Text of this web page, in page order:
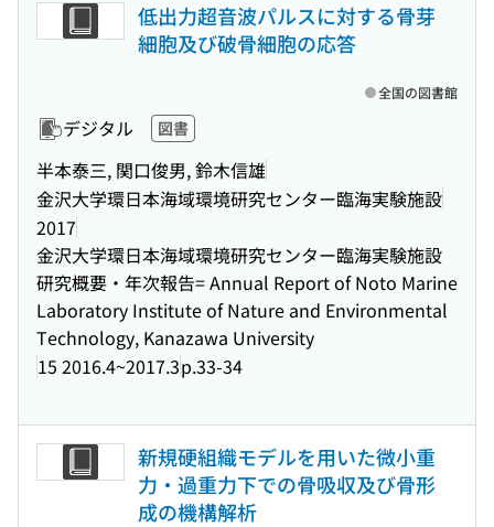
低出力超音波パルスに対する骨芽
細胞及び破骨細胞の応答
デジタル 図書
半本泰三, 関口俊男, 鈴木信雄
金沢大学環日本海域環境研究センター臨海実験施設
2017
金沢大学環日本海域環境研究センター臨海実験施設
研究概要・年次報告= Annual Report of Noto Marine
Laboratory Institute of Nature and Environmental
Technology, Kanazawa University
15 2016.4~2017.3p.33-34
全国の図書館
新規硬組織モデルを用いた微小重
力・過重力下での骨吸収及び骨形
成の機構解析